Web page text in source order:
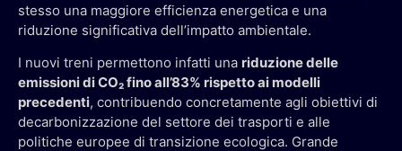
stesso una maggiore efficienza energetica e una
riduzione significativa dell’impatto ambientale.
I nuovi treni permettono infatti una riduzione delle
emissioni di CO₂ fino all’83% rispetto ai modelli
precedenti, contribuendo concretamente agli obiettivi di
decarbonizzazione del settore dei trasporti e alle
politiche europee di transizione ecologica. Grande